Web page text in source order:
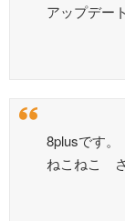
アップデー
8plusです。
ねこねこ さ